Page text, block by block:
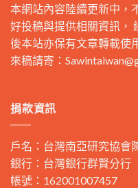
本網站內容陸續更新中，
好投稿與提供相關資訊，
後本站亦保有文章轉載使
來稿請寄：
捐款資訊
戶名：台灣南亞研究協會
銀行：台灣銀行群賢分行
帳號：162001007457